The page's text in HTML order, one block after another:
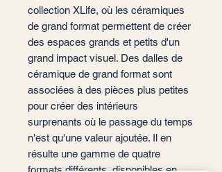
collection XLife, où les céramiques
de grand format permettent de créer
des espaces grands et petits d'un
grand impact visuel. Des dalles de
céramique de grand format sont
associées à des pièces plus petites
pour créer des intérieurs
surprenants où le passage du temps
n'est qu'une valeur ajoutée. Il en
résulte une gamme de quatre